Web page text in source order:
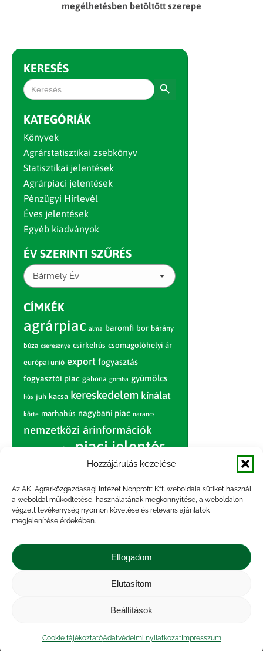
Hozzájárulás kezelése
Az AKI Agrárközgazdasági Intézet Nonprofit Kft. weboldala sütiket használ
a weboldal működtetése, használatának megkönnyítése, a weboldalon
végzett tevékenység nyomon követése és releváns ajánlatok
megjelenítése érdekében.
Elfogadom
Elutasítom
Beállítások
Cookie tájékoztatóAdatvédelmi nyilatkozatImpresszum
megélhetésben betöltött szerepe
KERESÉS
Search
for:
KATEGÓRIÁK
Könyvek
Agrárstatisztikai zsebkönyv
Statisztikai jelentések
Agrárpiaci jelentések
Pénzügyi Hírlevél
Éves jelentések
Egyéb kiadványok
ÉV SZERINTI SZŰRÉS
Bármely Év
CÍMKÉK
agrárpiac alma baromfi bor bárány
búza cseresznye csirkehús csomagolóhelyi ár
európai unió export fogyasztás
fogyasztói piac gabona gomba gyümölcs
hús juh kacsa kereskedelem kínálat
körte marhahús nagybani piac narancs
nemzetközi árinformációk
piac piaci jelentés
sertés sertéshús
szarvasmarha termelés termelői
ár tojás világpiac
vágóbárány
vágómarha vágósertés
Kapcsolat |
tájékoztató